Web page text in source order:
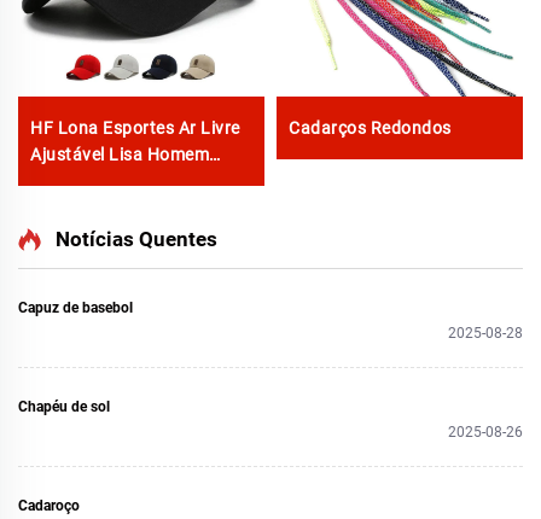
HF Lona Esportes Ar Livre
Ajustável Lisa Homem
Cadarços Redondos
Notícias Quentes
Capuz de basebol
2025-08-28
Chapéu de sol
2025-08-26
Cadaroço